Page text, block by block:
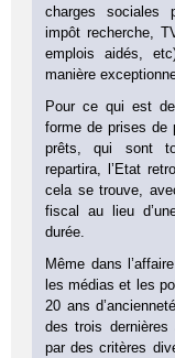
charges sociales
impôt recherche,
emplois aidés,
manière
Pour ce qui est
forme de prises de
prêts, qui sont
repartira, l’Etat
cela se trouve,
fiscal au lieu
durée.
Même dans
les médias et les
20 ans
des trois dernières
par des critères